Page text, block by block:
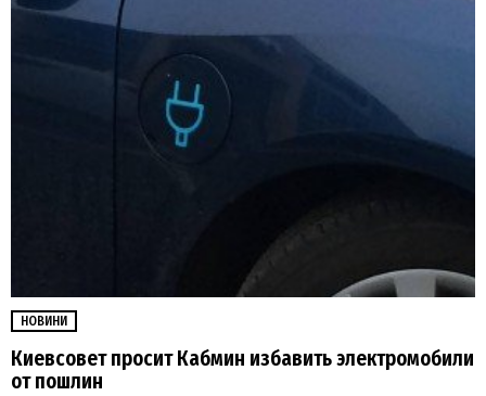
НОВИНИ
Киевсовет просит Кабмин избавить электромобили
от пошлин